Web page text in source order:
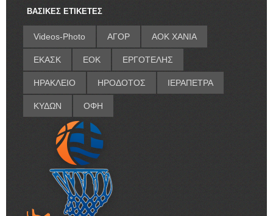
ΒΑΣΙΚΕΣ ΕΤΙΚΕΤΕΣ
Videos-Photo ΑΓΟΡ ΑΟΚ ΧΑΝΙΑ
ΕΚΑΣΚ ΕΟΚ ΕΡΓΟΤΕΛΗΣ
ΗΡΑΚΛΕΙΟ ΗΡΟΔΟΤΟΣ ΙΕΡΑΠΕΤΡΑ
ΚΥΔΩΝ ΟΦΗ